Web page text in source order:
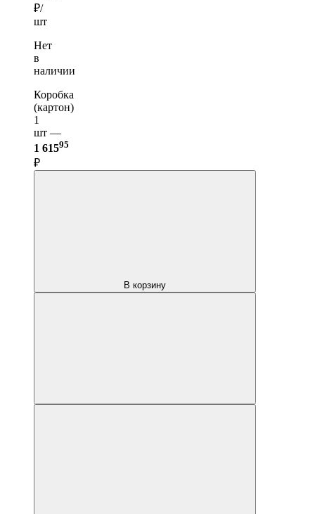
₽/
шт
Нет
в
наличии
Коробка
(картон)
1
шт —
1 61595
₽
В корзину